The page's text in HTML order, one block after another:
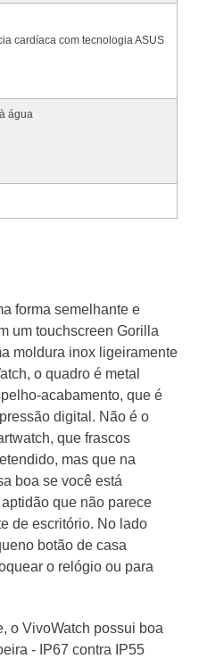
cardíaca com tecnologia ASUS
água
forma semelhante e
um touchscreen Gorilla
moldura inox ligeiramente
o quadro é metal
acabamento, que é
digital. Não é o
que frascos
mas que na
boa se você está
que não parece
de escritório. No lado
botão de casa
o relógio ou para
o VivoWatch possui boa
- IP67 contra IP55